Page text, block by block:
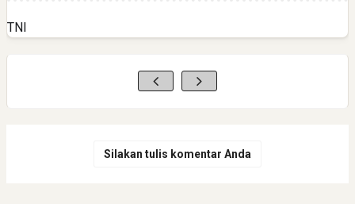
TNI
Silakan tulis komentar Anda